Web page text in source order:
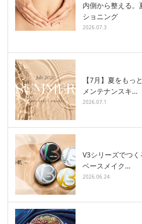
内側から整える。
ショニング
2026.07.3
【7月】夏をもっ
メンテナンスキ…
2026.07.1
V3シリーズでつ
ベースメイク…
2026.06.24